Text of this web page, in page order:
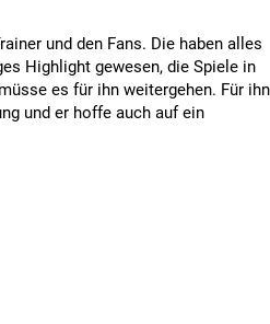
und den Fans. Die haben alles
Highlight gewesen, die Spiele in
es für ihn weitergehen. Für ihn
und er hoffe auch auf ein